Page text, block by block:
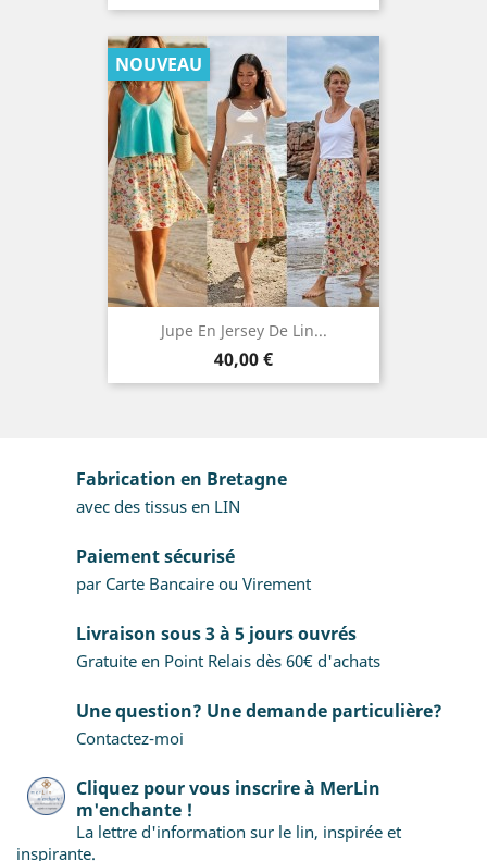
Jupe En Jersey De Lin...
Prix
40,00 €
NOUVEAU
Fabrication en Bretagne
avec des tissus en LIN
Paiement sécurisé
par Carte Bancaire ou Virement
Livraison sous 3 à 5 jours ouvrés
Gratuite en Point Relais dès 60€ d'achats
Une question? Une demande particulière?
Contactez-moi
Cliquez pour vous inscrire à MerLin
m'enchante !
La lettre d'information sur le lin, inspirée et
inspirante.